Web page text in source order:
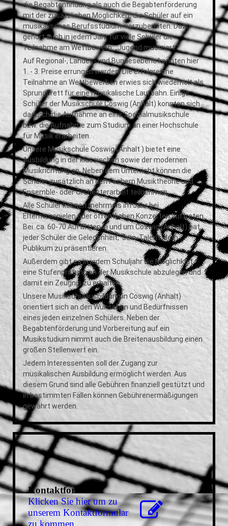
die Begabtenfindung als auch die Begabtenförderung
mit der zusätzlichen Möglichkeit, die Schüler auf ein
musikalisches Berufsstudium vorzubereiten. Dazu
gehört auch in jedem Jahr für viele Schüler die
Teilnahme am Wettbewerb „Jugend musiziert ".
Auf Regional-, Landes- und Bundesebene konnten hier
1. - 3. Preise errungen werden. Die erfolgreiche
Teilnahme an Wettbewerben erwies sich wiederholt als
Sprungbrett für eine musikalische Laufbahn. Einige
Schüler der Musikschule Coswig (Anhalt) konnten sich
dadurch die Aufnahme an eine Spezialmusikschule
bzw. die Aufnahme zum Studium an einer Hochschule
für Musik erarbeiten.
Unsere Musikschule Coswig (Anhalt ) bietet eine
Ausbildung in der klassischen sowie der modernen
Musikrichtung an. Neben dem Unterricht können die
Schüler zusätzlich an den Fächern Musiktheorie und
Ensemble- oder Orchesterarbeit teilnehmen.
Alle Schüler können mehrmals im Jahr bei
Elternvorspielen oder öffentlichen Konzerten auftreten.
Bei ca. 60-70 Auftritten in und um Coswig (Anhalt) hat
jeder Schüler die Gelegen­heit, sein Talent dem
Publikum zu präsentieren.
Außerdem gibt es in jedem Schuljahr die Möglichkeit
eine Stufenprüfung an der Musikschule abzulegen und
damit ein Zeugnis zu erhalten.
Unsere Musikschulausbildung in Coswig (Anhalt)
orientiert sich an den Wünschen und Bedürfnissen
eines jeden einzelnen Schülers. Neben der
Begabtenförderung und Vorbereitung auf ein
Musikstudium nimmt auch die Breitenausbildung einen
großen Stellenwert ein.
Jedem Interessenten soll der Zugang zur
musikalischen Ausbildung ermöglicht werden. Aus
diesem Grund sind alle Gebühren finanziell gestützt und
in bestimmten Fällen können Gebührenermäßigungen
gewährt werden.
Kontaktformular
Klicken Sie hier um zu
unserem Kon­takt­for­mu­lar